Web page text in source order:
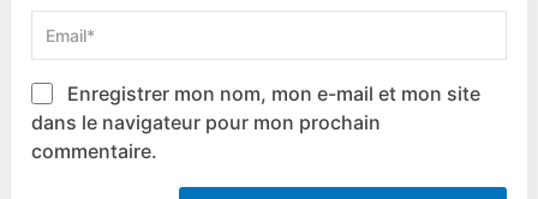
Enregistrer mon nom, mon e-mail et mon site
dans le navigateur pour mon prochain
commentaire.